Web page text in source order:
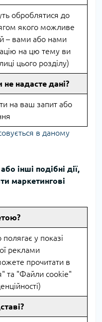
оброблятися до
якого можливе
– вами або нами
на цю тему ви
цього розділу)
надасте дані?
на ваш запит або
в даному
інші подібні дії,
маркетингові
у показі
реклами
прочитати в
та "Файли cookie"